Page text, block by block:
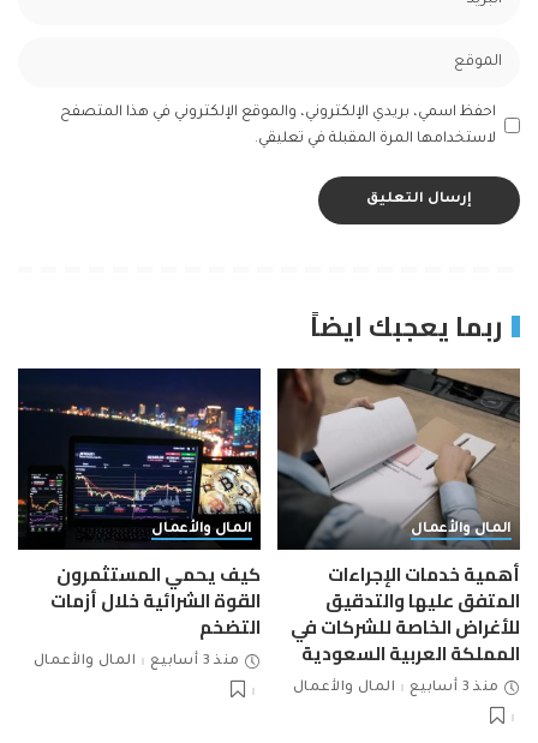
احفظ اسمي، بريدي الإلكتروني، والموقع الإلكتروني في هذا المتصفح
لاستخدامها المرة المقبلة في تعليقي.
ربما يعجبك ايضاً
المال والأعمال
أهمية خدمات الإجراءات
المتفق عليها والتدقيق
للأغراض الخاصة للشركات في
المملكة العربية السعودية
منذ 3 أسابيع المال والأعمال
المال والأعمال
كيف يحمي المستثمرون
القوة الشرائية خلال أزمات
التضخم
منذ 3 أسابيع المال والأعمال